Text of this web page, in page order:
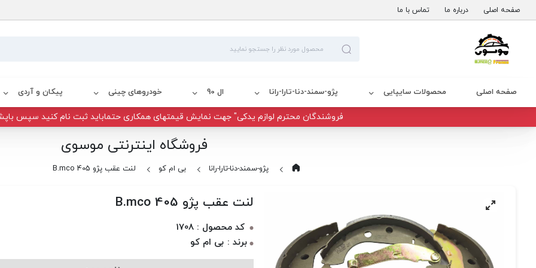
صفحه اصلی درباره ما تماس با ما
صفحه اصلی محصولات سایپایی پژو-سمند-دنا-تارا-رانا ال 90 خودروهای چینی پیکان و آردی
فروشندگان محترم لوازم یدکی" جهت نمایش قیمتهای همکاری حتماباید ثبت نام کنید سپس
فروشگاه اینترنتی موسوی
پژو-سمند-دنا-تارا-رانا بی ام کو لنت عقب پژو 405 B.mco
لنت عقب پژو 405 B.mco
کد محصول : 1708
برند : بی ام کو